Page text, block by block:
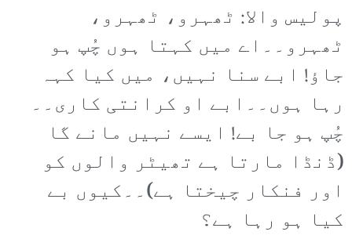
پولیس والا: ٹھہرو، ٹھہرو،
ٹھہرو۔۔اے میں کہتا ہوں چُپ ہو
جاؤ! ابے سنا نہیں، میں کیا کہہ
رہا ہوں۔۔ابے او کرانتی کاری۔۔
چُپ ہو جا بے! ایسے نہیں مانے گا
(ڈنڈا مارتا ہے تھیٹر والوں کو
اور فنکار چیختا ہے)۔۔کیوں بے
کیا ہو رہا ہے؟